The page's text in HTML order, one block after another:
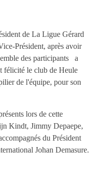
de La Ligue Gérard
Président, après avoir
des participants a
félicité le club de Heule
de l'équipe, pour son
lors de cette
Kindt, Jimmy Depaepe,
du Président
Johan Demasure.